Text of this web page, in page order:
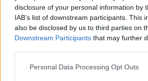
disclosure of your personal information by
IAB’s list of downstream participants. This
also be disclosed by us to third parties on
Downstream Participants that may further
Personal Data Processing Opt Outs
akiket
Maros partján –
Corbu góljától